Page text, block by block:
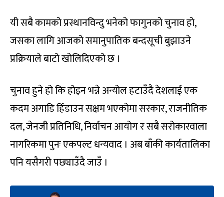
यी सबै कामको प्रस्थानविन्दु भनेको फागुनको चुनाव हो,
जसका लागि आजको समानुपातिक बन्दसूची बुझाउने
प्रक्रियाले बाटो खोलिदिएको छ ।
चुनाव हुने हो कि होइन भन्ने अन्योल हटाउँदै देशलाई एक
कदम अगाडि हिँडाउन सक्षम भएकोमा सरकार, राजनीतिक
दल, जेनजी प्रतिनिधि, निर्वाचन आयोग र सबै सरोकारवाला
नागरिकमा पुनः एकपल्ट धन्यवाद । अब बाँकी कार्यतालिका
पनि यसैगरी पछ्याउँदै जाउँ ।